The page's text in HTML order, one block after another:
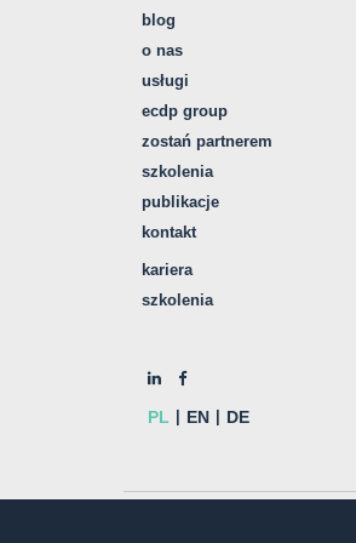
blog
o nas
usługi
ecdp group
zostań partnerem
szkolenia
publikacje
kontakt
kariera
szkolenia
PL EN DE